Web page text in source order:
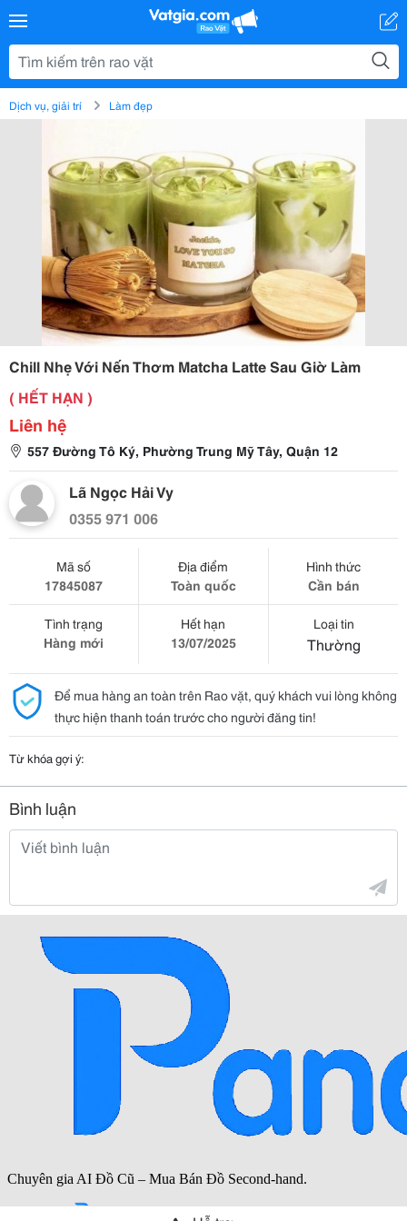
Dịch vụ, giải trí Làm đẹp
Chill Nhẹ Với Nến Thơm Matcha Latte Sau Giờ Làm
( HẾT HẠN )
Liên hệ
557 Đường Tô Ký, Phường Trung Mỹ Tây, Quận 12
Lã Ngọc Hải Vy
0355 971 006
Mã số
17845087
Địa điểm
Toàn quốc
Hình thức
Cần bán
Tình trạng
Hàng mới
Hết hạn
13/07/2025
Loại tin
Thường
Để mua hàng an toàn trên Rao vặt, quý khách vui lòng không
thực hiện thanh toán trước cho người đăng tin!
Từ khóa gợi ý:
Bình luận